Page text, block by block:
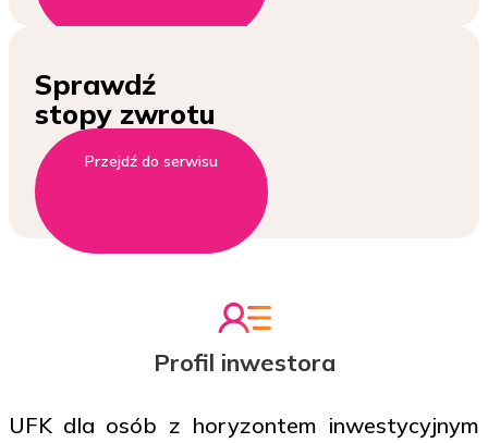
Sprawdź
stopy zwrotu
Przejdź do serwisu
Profil inwestora
UFK dla osób z horyzontem inwestycyjnym